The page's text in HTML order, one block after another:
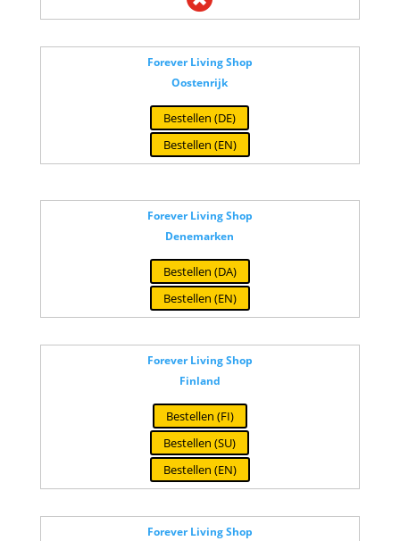
Forever Living Shop
Oostenrijk
Bestellen (DE)
Bestellen (EN)
Forever Living Shop
Denemarken
Bestellen (DA)
Bestellen (EN)
Forever Living Shop
Finland
Bestellen (FI)
Bestellen (SU)
Bestellen (EN)
Forever Living Shop